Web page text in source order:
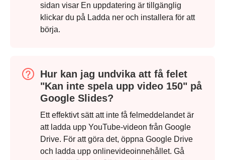
sidan visar En uppdatering är tillgänglig
klickar du på Ladda ner och installera för att
börja.
Hur kan jag undvika att få felet
"Kan inte spela upp video 150" på
Google Slides?
Ett effektivt sätt att inte få felmeddelandet är
att ladda upp YouTube-videon från Google
Drive. För att göra det, öppna Google Drive
och ladda upp onlinevideoinnehållet. Gå